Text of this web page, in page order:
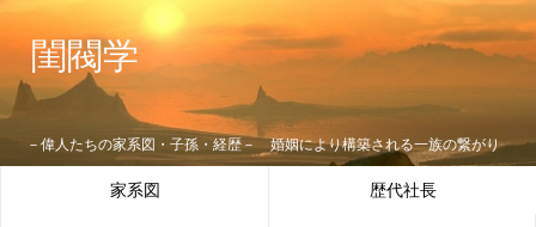
閨閥学
－偉人たちの家系図・子孫・経歴－ 婚姻により構築される一族の繋がり
家系図 歴代社長